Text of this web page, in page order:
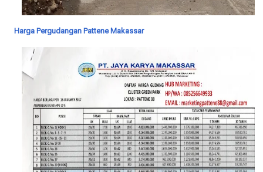
Harga Pergudangan Pattene Makassar